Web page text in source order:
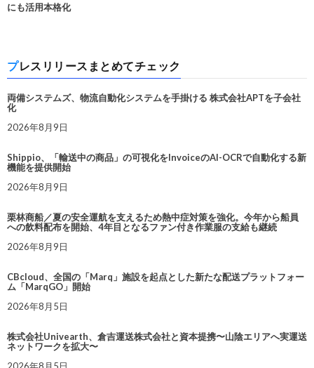
にも活用本格化
プレスリリースまとめてチェック
両備システムズ、物流自動化システムを手掛ける 株式会社APTを子会社
化
2026年8月9日
Shippio、「輸送中の商品」の可視化をInvoiceのAI-OCRで自動化する新
機能を提供開始
2026年8月9日
栗林商船／夏の安全運航を支えるため熱中症対策を強化。今年から船員
への飲料配布を開始、4年目となるファン付き作業服の支給も継続
2026年8月9日
CBcloud、全国の「Marq」施設を起点とした新たな配送プラットフォー
ム「MarqGO」開始
2026年8月5日
株式会社Univearth、倉吉運送株式会社と資本提携〜山陰エリアへ実運送
ネットワークを拡大〜